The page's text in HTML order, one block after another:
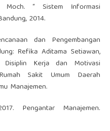
“ Sistem Informasi
2014.
dan Pengembangan
Refika Aditama Setiawan,
Disiplin Kerja dan Motivasi
Sakit Umum Daerah
Manajemen.
Pengantar Manajemen.